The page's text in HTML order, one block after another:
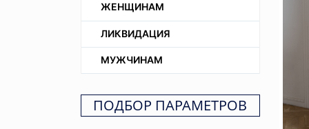
ЖЕНЩИНАМ
ЛИКВИДАЦИЯ
МУЖЧИНАМ
ПОДБОР ПАРАМЕТРОВ